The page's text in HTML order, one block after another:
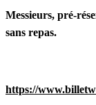
Messieurs, pré-
sans repas.
https://